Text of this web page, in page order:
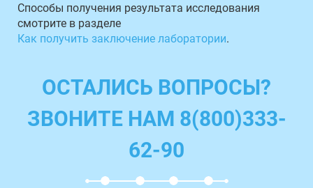
Способы получения результата исследования
смотрите в разделе
Как получить заключение лаборатории.
ОСТАЛИСЬ ВОПРОСЫ?
ЗВОНИТЕ НАМ 8(800)333-
62-90